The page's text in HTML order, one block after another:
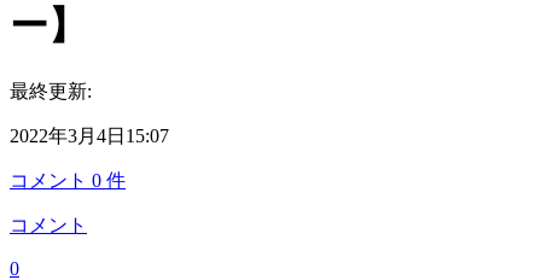
ー】
最終更新:
2022年3月4日15:07
コメント 0 件
コメント
0